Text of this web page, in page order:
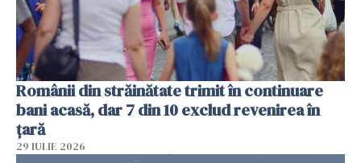
Românii din străinătate trimit în continuare
bani acasă, dar 7 din 10 exclud revenirea în
țară
29 IULIE 2026